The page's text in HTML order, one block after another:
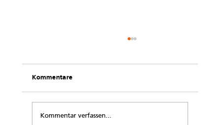
Kommentare
Kommentar verfassen...